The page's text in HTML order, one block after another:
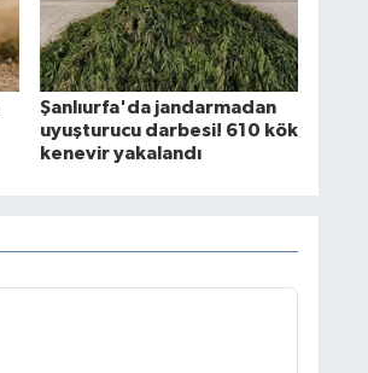
Şanlıurfa'da jandarmadan
uyuşturucu darbesi! 610 kök
kenevir yakalandı